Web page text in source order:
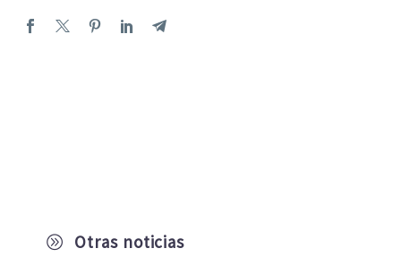
A Otras noticias